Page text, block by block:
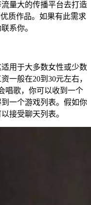
量大的传播平台去打造
质作品。如果有此需求
系你。
用于大多数女性或少数
一般在20到30元左右，
唱歌，你可以收到一个
一个游戏列表。假如你
接受聊天列表。